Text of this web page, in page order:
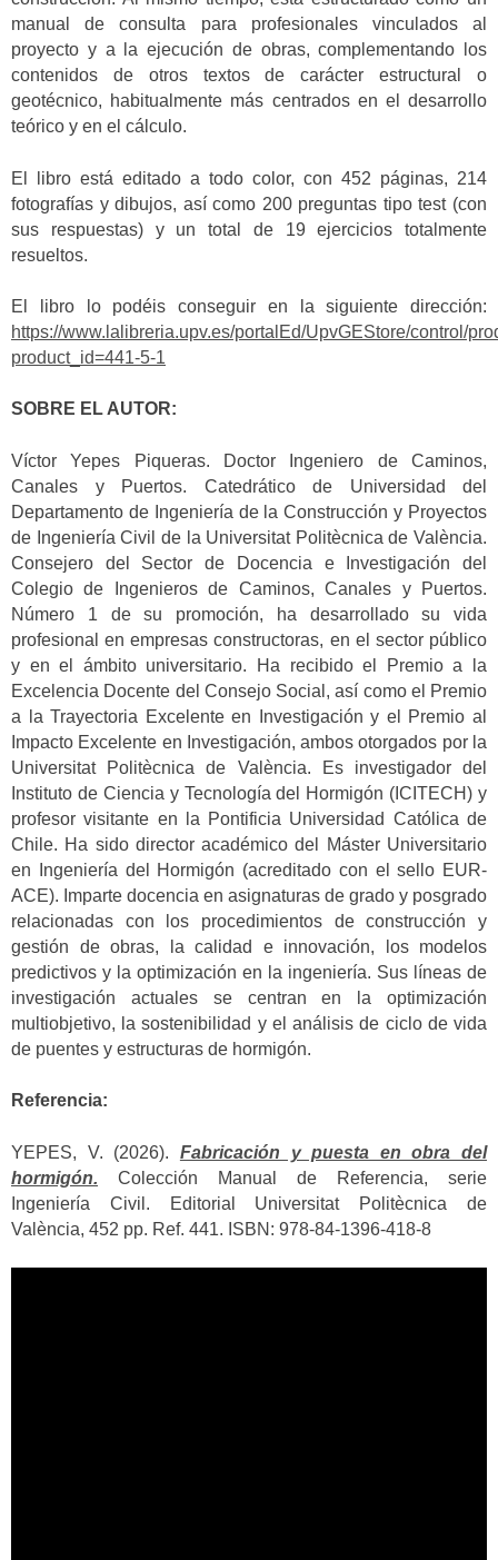
manual de consulta para profesionales vinculados al
proyecto y a la ejecución de obras, complementando los
contenidos de otros textos de carácter estructural o
geotécnico, habitualmente más centrados en el desarrollo
teórico y en el cálculo.
El libro está editado a todo color, con 452 páginas, 214
fotografías y dibujos, así como 200 preguntas tipo test (con
sus respuestas) y un total de 19 ejercicios totalmente
resueltos.
El libro lo podéis conseguir en la siguiente dirección:
https://www.lalibreria.upv.es/portalEd/UpvGEStore/control/
product_id=441-5-1
SOBRE EL AUTOR:
Víctor Yepes Piqueras. Doctor Ingeniero de Caminos,
Canales y Puertos. Catedrático de Universidad del
Departamento de Ingeniería de la Construcción y Proyectos
de Ingeniería Civil de la Universitat Politècnica de València.
Consejero del Sector de Docencia e Investigación del
Colegio de Ingenieros de Caminos, Canales y Puertos.
Número 1 de su promoción, ha desarrollado su vida
profesional en empresas constructoras, en el sector público
y en el ámbito universitario. Ha recibido el Premio a la
Excelencia Docente del Consejo Social, así como el Premio
a la Trayectoria Excelente en Investigación y el Premio al
Impacto Excelente en Investigación, ambos otorgados por la
Universitat Politècnica de València. Es investigador del
Instituto de Ciencia y Tecnología del Hormigón (ICITECH) y
profesor visitante en la Pontificia Universidad Católica de
Chile. Ha sido director académico del Máster Universitario
en Ingeniería del Hormigón (acreditado con el sello EUR-
ACE). Imparte docencia en asignaturas de grado y posgrado
relacionadas con los procedimientos de construcción y
gestión de obras, la calidad e innovación, los modelos
predictivos y la optimización en la ingeniería. Sus líneas de
investigación actuales se centran en la optimización
multiobjetivo, la sostenibilidad y el análisis de ciclo de vida
de puentes y estructuras de hormigón.
Referencia:
YEPES, V. (2026). Fabricación y puesta en obra del
hormigón. Colección Manual de Referencia, serie
Ingeniería Civil. Editorial Universitat Politècnica de
València, 452 pp. Ref. 441. ISBN: 978-84-1396-418-8